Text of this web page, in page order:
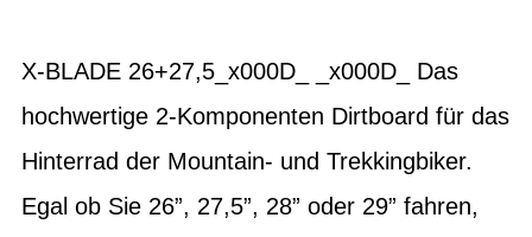
X-BLADE 26+27,5_x000D_ _x000D_ Das
hochwertige 2-Komponenten Dirtboard für das
Hinterrad der Mountain- und Trekkingbiker.
Egal ob Sie 26”, 27,5”, 28” oder 29” fahren,